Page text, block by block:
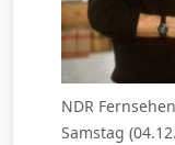
NDR
Samstag